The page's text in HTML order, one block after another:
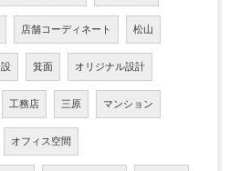
店舗コーディネート 松山
設 箕面 オリジナル設計
工務店 三原 マンション
オフィス空間